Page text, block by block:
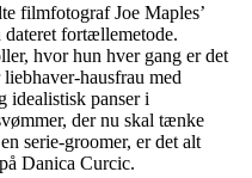
filmfotograf Joe Maples’
fortællemetode.
hvor hun hver gang er det
hausfrau med
idealistisk panser i
der nu skal tænke
serie-groomer, er det alt
Danica Curcic.